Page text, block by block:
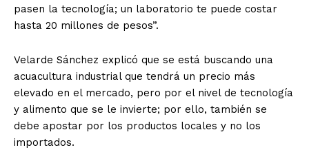
pasen la tecnología; un laboratorio te puede costar
hasta 20 millones de pesos”.
Velarde Sánchez explicó que se está buscando una
acuacultura industrial que tendrá un precio más
elevado en el mercado, pero por el nivel de tecnología
y alimento que se le invierte; por ello, también se
debe apostar por los productos locales y no los
importados.